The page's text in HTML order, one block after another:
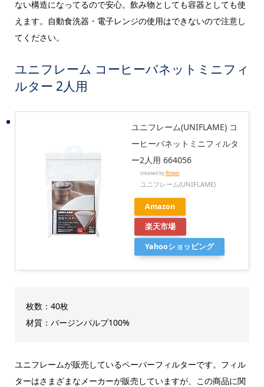
ない構造になってるので安心。飲み物としても容器としても使
えます。自動食洗器・電子レンジの使用はできないので注意し
てください。
ユニフレーム コーヒーバネット ミニフィ
ルター 2人用
ユニフレーム(UNIFLAME) コ
ーヒーバネットミニフィルタ
ー2人用 664056
created byRinker
ユニフレーム(UNIFLAME)
Amazon
楽天市場
Yahooショッピング
枚数：40枚
材質：バージンパルプ100%
ユニフレームが販売しているペーパーフィルターです。フィル
ターはさまざまなメーカーが販売していますが、この商品に関